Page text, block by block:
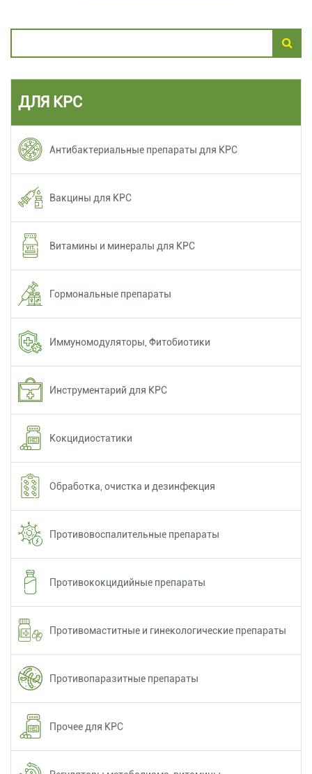
ДЛЯ КРС
Антибактериальные препараты для КРС
Вакцины для КРС
Витамины и минералы для КРС
Гормональные препараты
Иммуномодуляторы, Фитобиотики
Инструментарий для КРС
Кокцидиостатики
Обработка, очистка и дезинфекция
Противовоспалительные препараты
Противококцидийные препараты
Противомаститные и гинекологические препараты
Противопаразитные препараты
Прочее для КРС